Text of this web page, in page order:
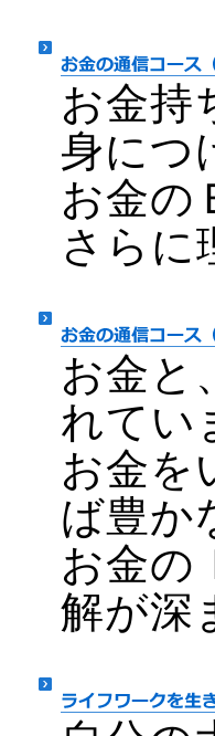
お金持
身につ
お金の
さらに
お金と
れてい
お金を
ば豊か
お金の
解が深